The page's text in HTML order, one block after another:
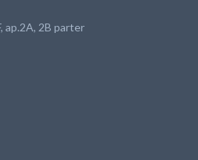
ap.2A, 2B parter